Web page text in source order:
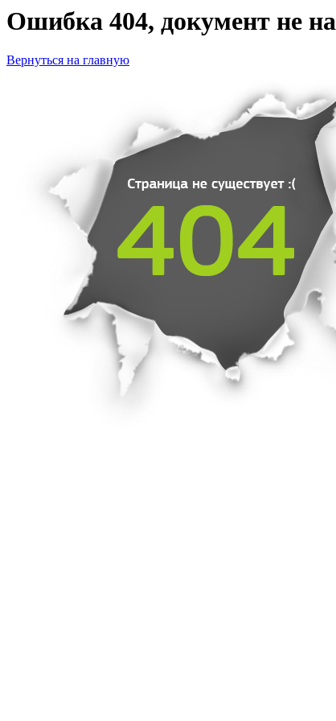
Ошибка 404, документ не
Вернуться на главную